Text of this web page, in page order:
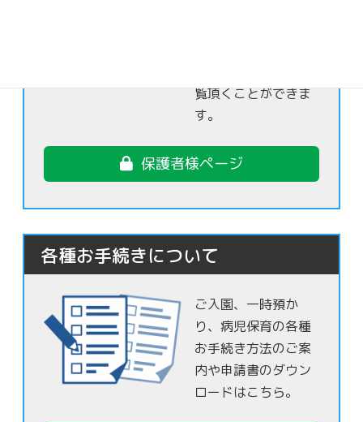
覧頂くことができま
す。
保護者様ページ
各種お手続きについて
ご入園、一時預か
り、病児保育の各種
お手続き方法のご案
内や申請書のダウン
ロードはこちら。